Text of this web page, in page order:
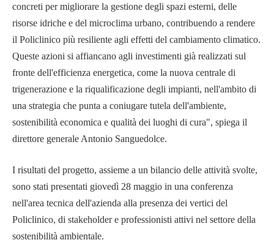
concreti per migliorare la gestione degli spazi esterni, delle
risorse idriche e del microclima urbano, contribuendo a rendere
il Policlinico più resiliente agli effetti del cambiamento climatico.
Queste azioni si affiancano agli investimenti già realizzati sul
fronte dell'efficienza energetica, come la nuova centrale di
trigenerazione e la riqualificazione degli impianti, nell'ambito di
una strategia che punta a coniugare tutela dell'ambiente,
sostenibilità economica e qualità dei luoghi di cura", spiega il
direttore generale Antonio Sanguedolce.
I risultati del progetto, assieme a un bilancio delle attività svolte,
sono stati presentati giovedì 28 maggio in una conferenza
nell'area tecnica dell'azienda alla presenza dei vertici del
Policlinico, di stakeholder e professionisti attivi nel settore della
sostenibilità ambientale.